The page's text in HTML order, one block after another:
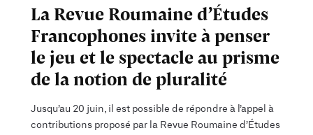
La Revue Roumaine d’Études
Francophones invite à penser
le jeu et le spectacle au prisme
de la notion de pluralité
Jusqu’au 20 juin, il est possible de répondre à l’appel à
contributions proposé par la Revue Roumaine d’Études